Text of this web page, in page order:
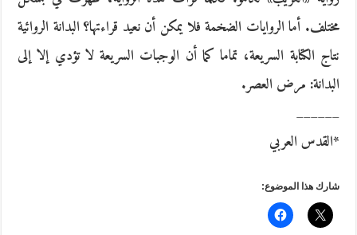
مختلف. أما الروايات الضخمة فلا يمكن أن نعيد قراءتها؟ البدانة الروائية
نتاج الكتابة السريعة، تماما كما أن الوجبات السريعة لا تؤدي إلا إلى
البدانة: مرض العصر.
______
*القدس العربي
شارك هذا الموضوع: